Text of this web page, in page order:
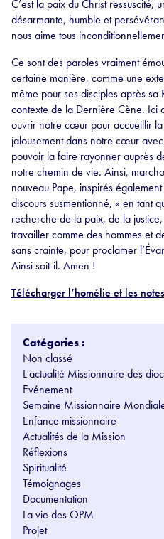
C’est la paix du Christ ressuscité,
désarmante, humble et
nous aime tous
Ce sont des paroles vraiment
certaine manière, comme une
même pour ses disciples après sa
contexte de la Dernière Cène. Ici
ouvrir notre cœur pour accueillir
jalousement dans notre cœur avec
pouvoir la faire rayonner auprès
notre chemin de vie. Ainsi,
nouveau Pape, inspirés
discours susmentionné, « en tant
recherche de la paix, de la
travailler comme des hommes et
sans crainte, pour proclamer
Ainsi soit-il. Amen !
Télécharger l’homélie et les notes
Catégories :
Non classé
L'actualité Missionnaire des
Evénement
Semaine Missionnaire
Enfance missionnaire
Actualités de la Mission
Réflexions
Spiritualité
Témoignages
Documentation
La vie des OPM
Projet